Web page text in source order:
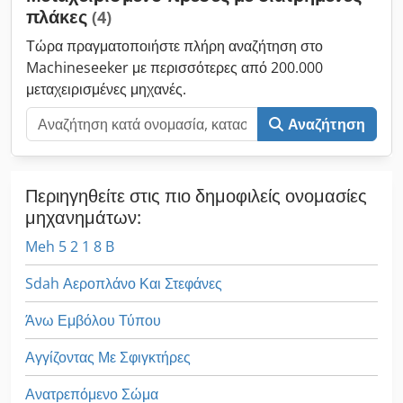
σύσφιξη με άτρακτο - Διαστάσεις: Μ=3000, Π=800, Υ=2100
mm - Βάρος: 1250 kg ΕΠΙΛΟΓΗ: Crjdpovz Hxwefx Aa Tof -
Επιπλέον μονάδα πίεσης με γωνιακό κιβώτιο: €590,00 -
Συγκρατητής: €250,00
πλάκες (4)
Τώρα πραγματοποιήστε πλήρη αναζήτηση στο
Machineseeker με περισσότερες από 200.000
μεταχειρισμένες μηχανές.
Αναζήτηση
Περιηγηθείτε στις πιο δημοφιλείς ονομασίες
μηχανημάτων:
Meh 5 2 1 8 B
Sdah Αεροπλάνο Και Στεφάνες
Άνω Εμβόλου Τύπου
Αγγίζοντας Με Σφιγκτήρες
Ανατρεπόμενο Σώμα